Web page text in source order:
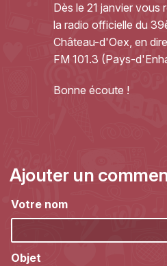
Dès le 21 janvier vous
la radio officielle du
Château-d'Oex, en
FM 101.3 (Pays-
Bonne écoute !
Ajouter un
Votre nom
Objet